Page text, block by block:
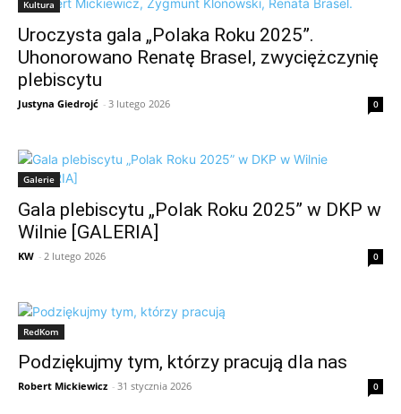
Kultura
Uroczysta gala „Polaka Roku 2025”.
Uhonorowano Renatę Brasel, zwyciężczynię
plebiscytu
Justyna Giedrojć - 3 lutego 2026 0
Galerie
Gala plebiscytu „Polak Roku 2025” w DKP w
Wilnie [GALERIA]
KW - 2 lutego 2026 0
RedKom
Podziękujmy tym, którzy pracują dla nas
Robert Mickiewicz - 31 stycznia 2026 0